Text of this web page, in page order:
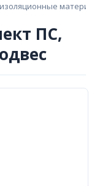
материалы
ПC,